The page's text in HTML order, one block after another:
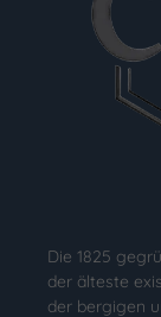
Die 1825
der älteste
der bergigen